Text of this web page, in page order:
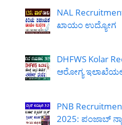
NAL
ಖಾಯಂ ಉದ್ಯೋಗ
DHFWS Kolar
ಆರೋಗ್ಯ
PNB
2025: ಪಂಜಾಬ್